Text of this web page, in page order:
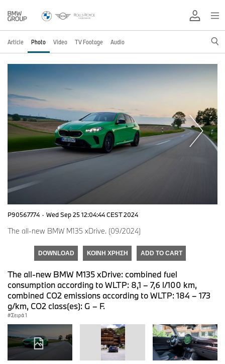
Article Photo Video TV Footage Audio
P90567774 · Wed Sep 25 12:04:44 CEST 2024
The all-new BMW M135 xDrive. (09/2024)
DOWNLOAD ΚΟΙΝΉ ΧΡΉΣΗ ADD TO CART
The all-new BMW M135 xDrive: combined fuel
consumption according to WLTP: 8,1 – 7,6 l/100 km,
combined CO2 emissions according to WLTP: 184 – 173
g/km, CO2 class(es): G – F.
Σειρά 1